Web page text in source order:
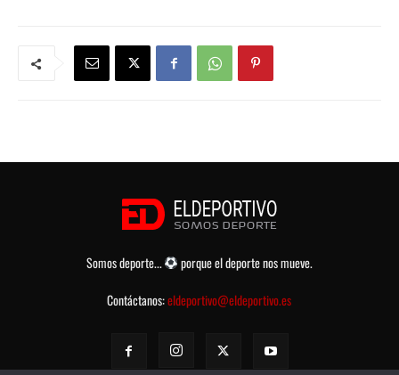
Somos deporte...
porque el deporte nos mueve.
Contáctanos:eldeportivo@eldeportivo.es